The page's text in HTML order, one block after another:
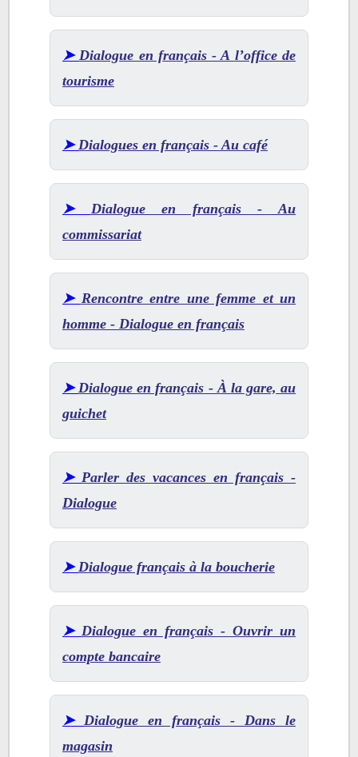
➤ Dialogue en français - A lʼoffice de
tourisme
➤ Dialogues en français - Au café
➤ Dialogue en français - Au
commissariat
➤ Rencontre entre une femme et un
homme - Dialogue en français
➤ Dialogue en français - À la gare, au
guichet
➤ Parler des vacances en français -
Dialogue
➤ Dialogue français à la boucherie
➤ Dialogue en français - Ouvrir un
compte bancaire
➤ Dialogue en français - Dans le
magasin